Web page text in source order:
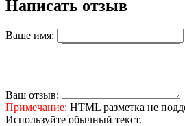
Написать отзыв
Ваше имя:
Ваш отзыв:
Примечание: HTML разметка не
Используйте обычный текст.